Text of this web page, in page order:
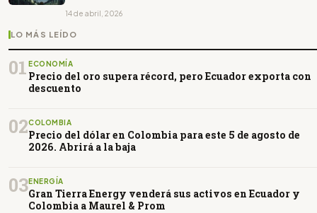
14 de abril, 2026
LO MÁS LEÍDO
01 ECONOMÍA
Precio del oro supera récord, pero Ecuador exporta con
descuento
02COLOMBIA
Precio del dólar en Colombia para este 5 de agosto de
2026. Abrirá a la baja
03ENERGÍA
Gran Tierra Energy venderá sus activos en Ecuador y
Colombia a Maurel & Prom